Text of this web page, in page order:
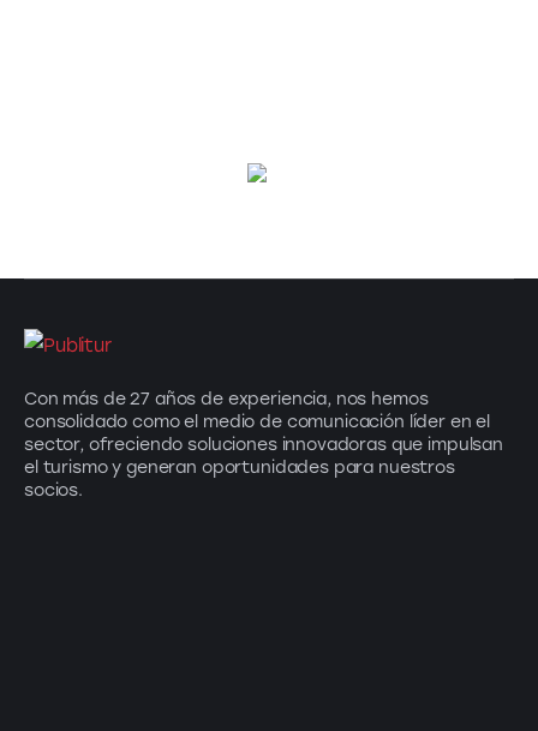
Con más de 27 años de experiencia, nos hemos
consolidado como el medio de comunicación líder en el
sector, ofreciendo soluciones innovadoras que impulsan
el turismo y generan oportunidades para nuestros
socios.